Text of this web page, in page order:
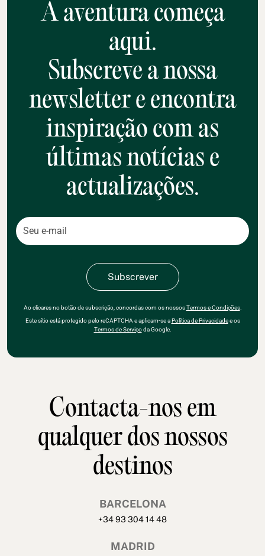
A aventura começa
aqui.
Subscreve a nossa
newsletter e encontra
inspiração com as
últimas notícias e
actualizações.
Ao clicares no botão de subscrição, concordas com os nossosTermos e Condições.
Este sítio está protegido pelo reCAPTCHA e aplicam-se aPolítica de Privacidadee os
Termos de Serviçoda Google.
Contacta-nos em
qualquer dos nossos
destinos
BARCELONA
+34 93 304 14 48
MADRID